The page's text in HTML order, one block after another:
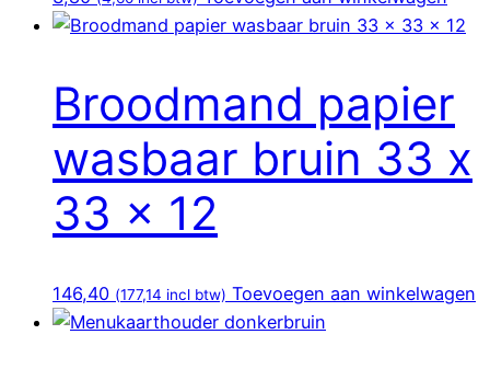
Broodmand papier
wasbaar bruin 33 x
33 x 12
146,40 (177,14 incl btw) Toevoegen aan winkelwagen